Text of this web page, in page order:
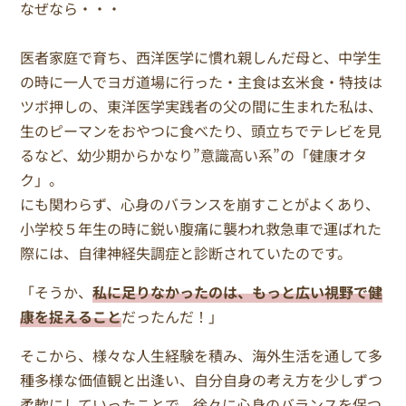
なぜなら・・・
医者家庭で育ち、西洋医学に慣れ親しんだ母と、中学生
の時に一人でヨガ道場に行った・主食は玄米食・特技は
ツボ押しの、東洋医学実践者の父の間に生まれた私は、
生のピーマンをおやつに食べたり、頭立ちでテレビを見
るなど、幼少期からかなり”意識高い系”の「健康オタ
ク」。
にも関わらず、心身のバランスを崩すことがよくあり、
小学校５年生の時に鋭い腹痛に襲われ救急車で運ばれた
際には、自律神経失調症と診断されていたのです。
「そうか、私に足りなかったのは、もっと広い視野で健
康を捉えることだったんだ！」
そこから、様々な人生経験を積み、海外生活を通して多
種多様な価値観と出逢い、自分自身の考え方を少しずつ